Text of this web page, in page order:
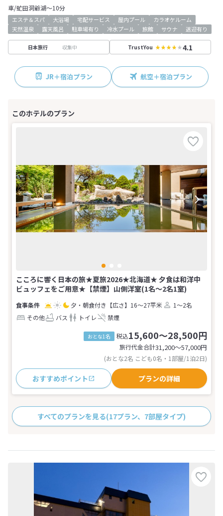
車/虻田洞爺湖～10分
エステ＆スパ 大浴場 宅配サービス 屋内プール
カラオケルーム
天然温泉
露天風呂 駐車場有り 冷水プール 旅館 サウナ 送迎有り
日本旅行 収集中 TrustYou 4.1
JR＋宿泊プラン 航空＋宿泊プラン
こころに響く日本の旅★夏旅2026★北海道★ 夕食は和洋中
ビュッフェをご用意★【禁煙】山側洋室(1名～2名1室)
夕・朝食付き 【広さ】16～27平米
1～2名
その他
バス トイレ 禁煙
おとな1名 税込15,600～28,500円
旅行代金合計31,200〜57,000円
(おとな2名 こども0名・1部屋/1泊2日)
おすすめポイント プランの詳細
すべてのプランを見る(17プラン、7部屋タイプ)